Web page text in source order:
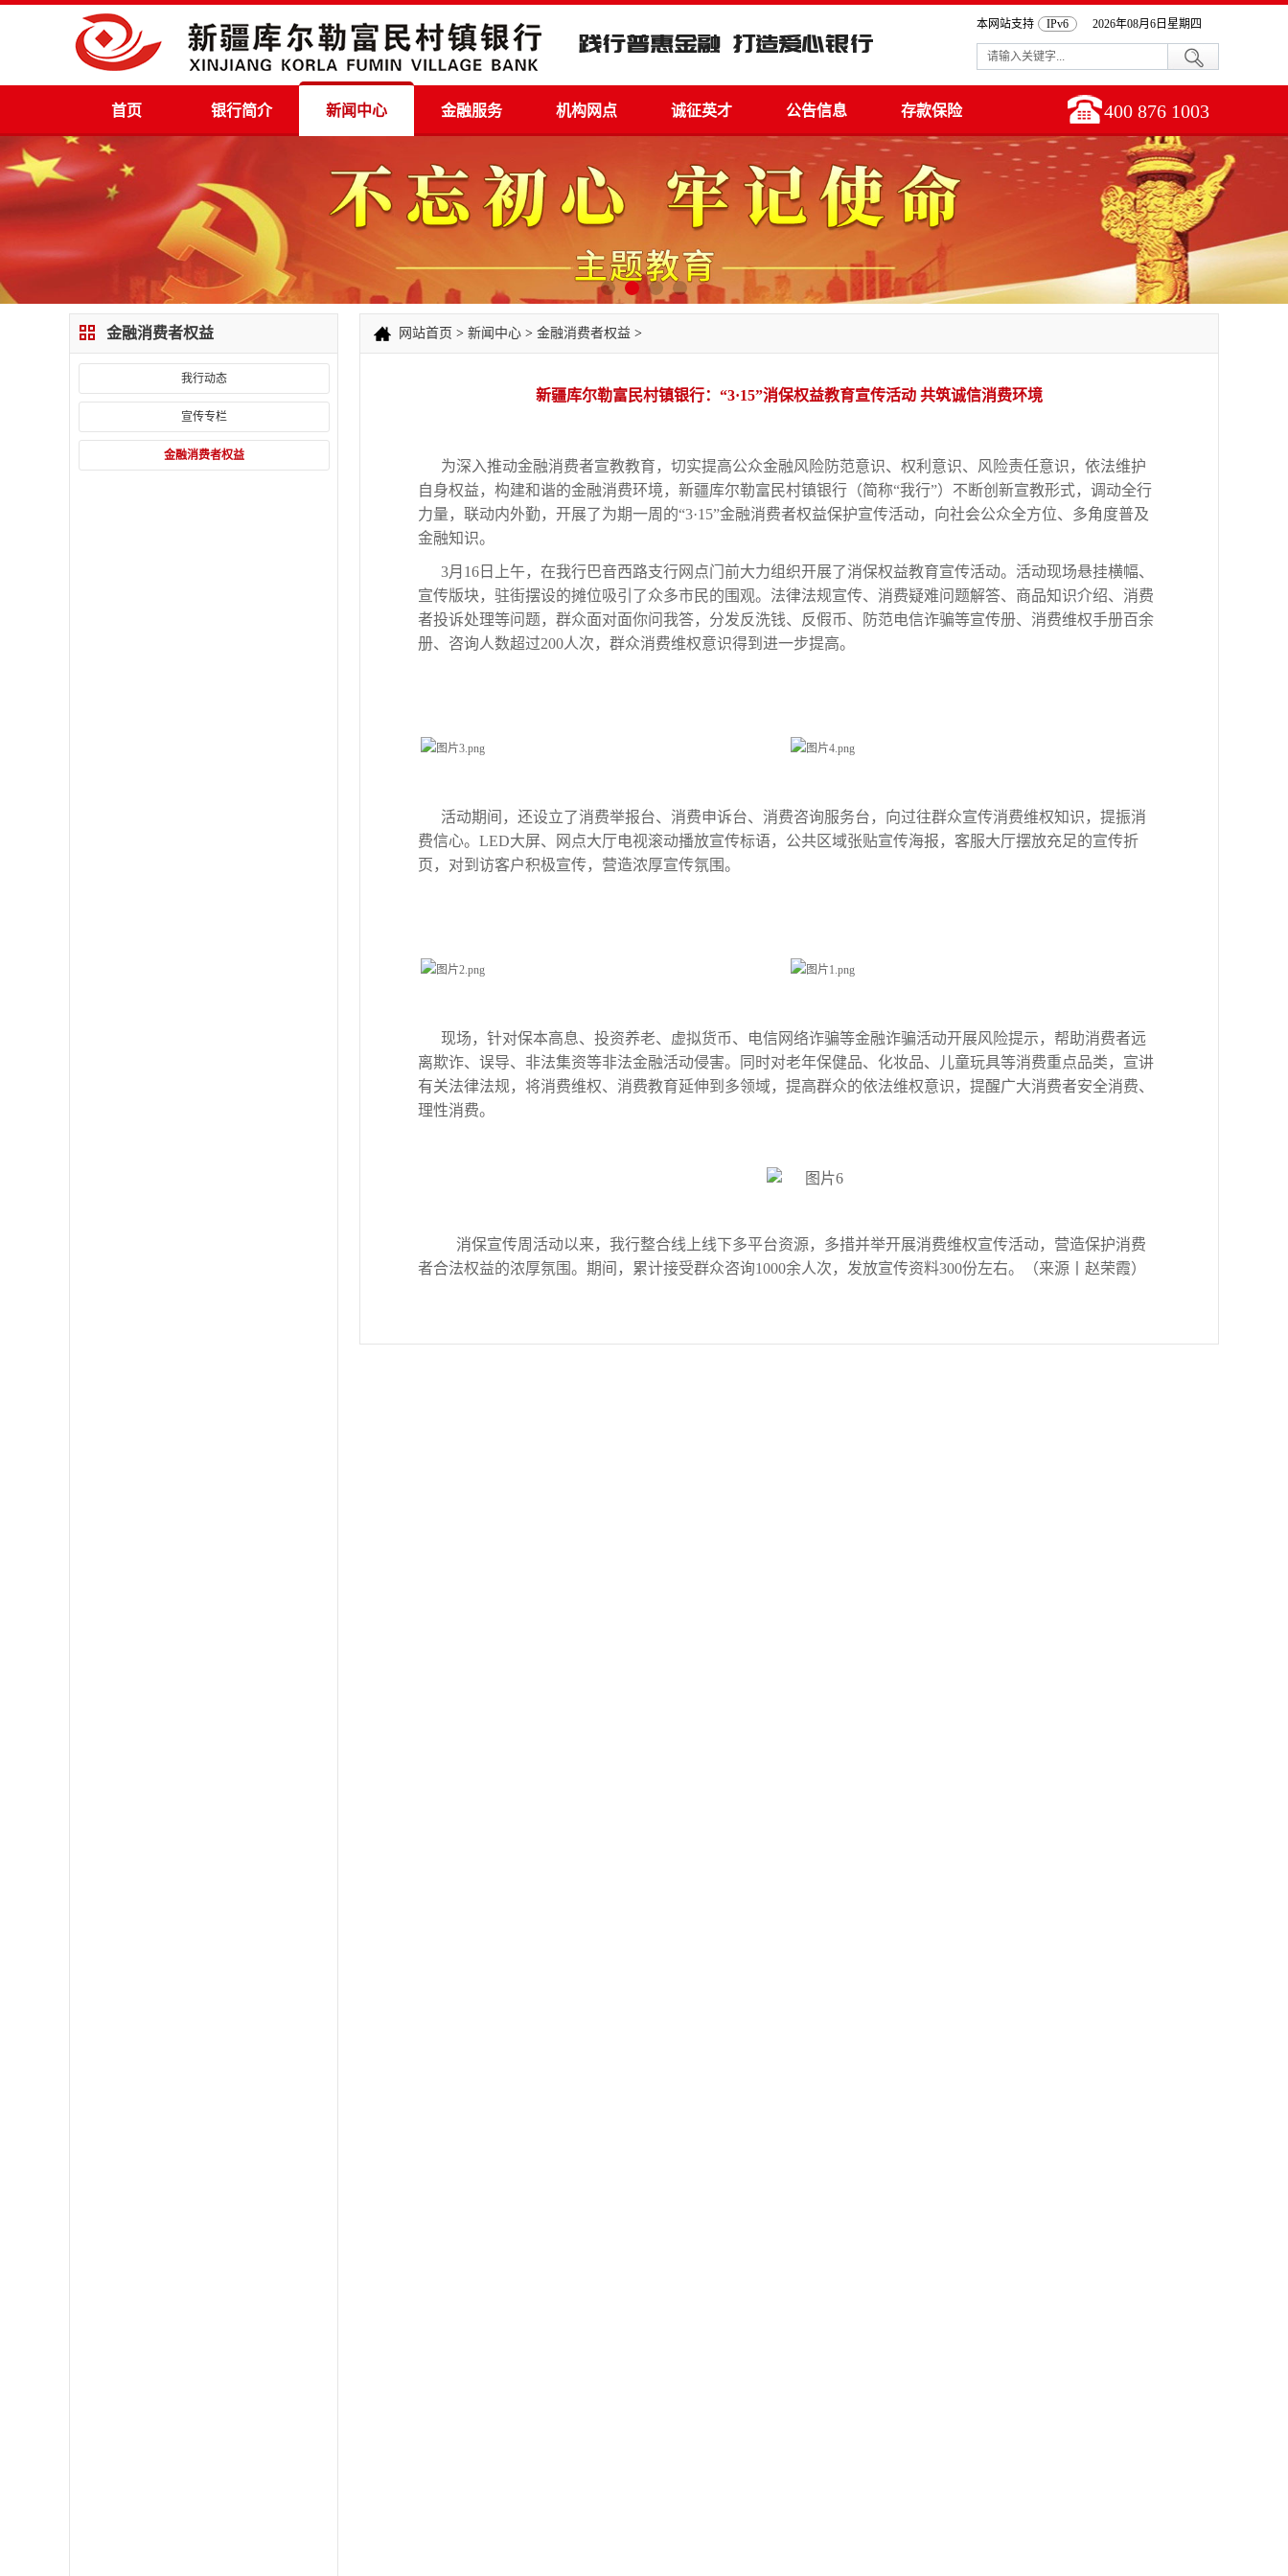
本网站支持 IPv6 2026年08月6日星期四
首页 银行简介 新闻中心 金融服务 机构网点 诚征英才 公告信息 存款保险 400 876 1003
金融消费者权益
我行动态
宣传专栏
金融消费者权益
网站首页 > 新闻中心 > 金融消费者权益 >
新疆库尔勒富民村镇银行：“3·15”消保权益教育宣传活动 共筑诚信消费环境
为深入推动金融消费者宣教教育，切实提高公众金融风险防范意识、权利意识、风险责任意识，依法维护
自身权益，构建和谐的金融消费环境，新疆库尔勒富民村镇银行（简称“我行”）不断创新宣教形式，调动全行
力量，联动内外勤，开展了为期一周的“3·15”金融消费者权益保护宣传活动，向社会公众全方位、多角度普及
金融知识。
3月16日上午，在我行巴音西路支行网点门前大力组织开展了消保权益教育宣传活动。活动现场悬挂横幅、
宣传版块，驻街摆设的摊位吸引了众多市民的围观。法律法规宣传、消费疑难问题解答、商品知识介绍、消费
者投诉处理等问题，群众面对面你问我答，分发反洗钱、反假币、防范电信诈骗等宣传册、消费维权手册百余
册、咨询人数超过200人次，群众消费维权意识得到进一步提高。
活动期间，还设立了消费举报台、消费申诉台、消费咨询服务台，向过往群众宣传消费维权知识，提振消
费信心。LED大屏、网点大厅电视滚动播放宣传标语，公共区域张贴宣传海报，客服大厅摆放充足的宣传折
页，对到访客户积极宣传，营造浓厚宣传氛围。
现场，针对保本高息、投资养老、虚拟货币、电信网络诈骗等金融诈骗活动开展风险提示，帮助消费者远
离欺诈、误导、非法集资等非法金融活动侵害。同时对老年保健品、化妆品、儿童玩具等消费重点品类，宣讲
有关法律法规，将消费维权、消费教育延伸到多领域，提高群众的依法维权意识，提醒广大消费者安全消费、
理性消费。
消保宣传周活动以来，我行整合线上线下多平台资源，多措并举开展消费维权宣传活动，营造保护消费
者合法权益的浓厚氛围。期间，累计接受群众咨询1000余人次，发放宣传资料300份左右。（来源丨赵荣霞）